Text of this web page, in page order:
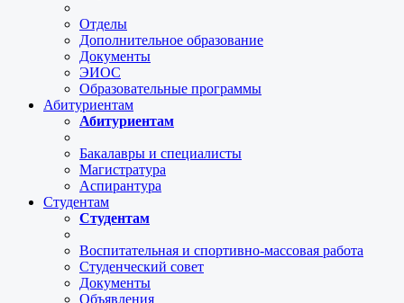
Отделы
Дополнительное образование
Документы
ЭИОС
Образовательные программы
Абитуриентам
Абитуриентам
Бакалавры и специалисты
Магистратура
Аспирантура
Студентам
Студентам
Воспитательная и спортивно-массовая работа
Студенческий совет
Документы
Объявления